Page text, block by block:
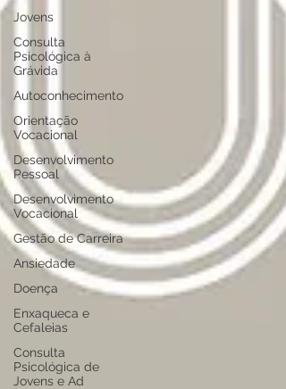
Jovens
Consulta
Psicológica à
Grávida
Autoconhecimento
Orientação
Vocacional
Desenvolvimento
Pessoal
Desenvolvimento
Vocacional
Gestão de Carreira
Ansiedade
Doença
Enxaqueca e
Cefaleias
Consulta
Psicológica de
Jovens e Ad